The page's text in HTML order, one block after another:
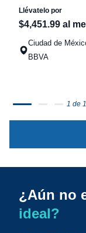
Llévatelo por
$4,451.99 al
Ciudad de
BBVA
1 de 1
¿Aún no
ideal?